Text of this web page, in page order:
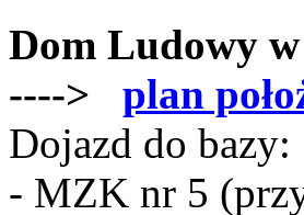
Dom Ludowy
----> plan
Dojazd do bazy:
- MZK nr 5